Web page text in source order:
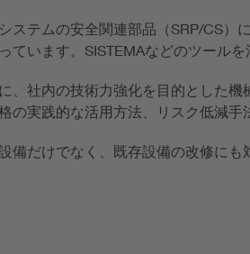
ステムの安全関連部品（SRP/CS）
ています。SISTEMAなどのツール
、社内の技術力強化を目的とした
の実践的な活用方法、リスク低減手
備だけでなく、既存設備の改修に